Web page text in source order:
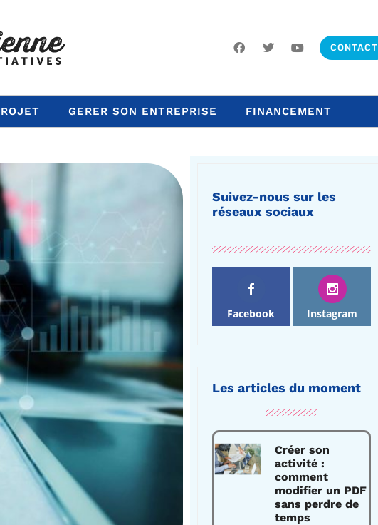
CONTACT
GERER SON ENTREPRISE FINANCEMENT
Suivez-nous sur les
réseaux sociaux
Facebook Instagram
Les articles du moment
Créer son
activité :
comment
modifier un PDF
sans perdre de
temps